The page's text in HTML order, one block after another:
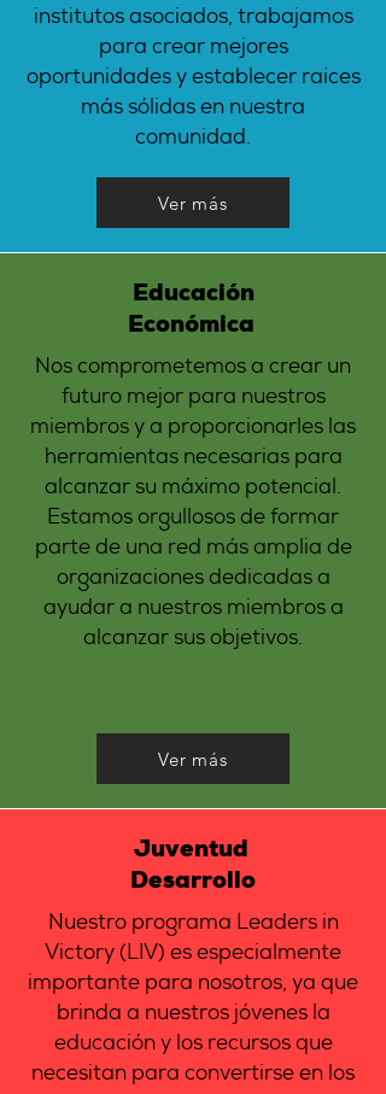
institutos asociados, trabajamos
para crear mejores
oportunidades y establecer raíces
más sólidas en nuestra
comunidad.
Ver más
Educación
Económica
Nos comprometemos a crear un
futuro mejor para nuestros
miembros y a proporcionarles las
herramientas necesarias para
alcanzar su máximo potencial.
Estamos orgullosos de formar
parte de una red más amplia de
organizaciones dedicadas a
ayudar a nuestros miembros a
alcanzar sus objetivos.
Ver más
Juventud
Desarrollo
Nuestro programa Leaders in
Victory (LIV) es especialmente
importante para nosotros, ya que
brinda a nuestros jóvenes la
educación y los recursos que
necesitan para convertirse en los